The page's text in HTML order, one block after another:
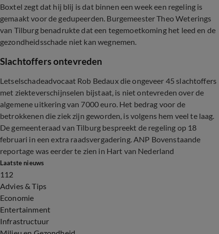
Boxtel zegt dat hij blij is dat binnen een week een regeling is
gemaakt voor de gedupeerden. Burgemeester Theo Weterings
van Tilburg benadrukte dat een tegemoetkoming het leed en de
gezondheidsschade niet kan wegnemen.
Slachtoffers ontevreden
Letselschadeadvocaat Rob Bedaux die ongeveer 45 slachtoffers
met ziekteverschijnselen bijstaat, is niet ontevreden over de
algemene uitkering van 7000 euro. Het bedrag voor de
betrokkenen die ziek zijn geworden, is volgens hem veel te laag.
De gemeenteraad van Tilburg bespreekt de regeling op 18
februari in een extra raadsvergadering. ANP Bovenstaande
reportage was eerder te zien in Hart van Nederland
Laatste nieuws
112
Advies & Tips
Economie
Entertainment
Infrastructuur